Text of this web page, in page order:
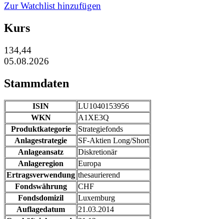
Zur Watchlist hinzufügen
Kurs
134,44
05.08.2026
Stammdaten
ISIN
LU1040153956
WKN
A1XE3Q
Produktkategorie
Strategiefonds
Anlagestrategie
SF-Aktien Long/Short
Anlageansatz
Diskretionär
Anlageregion
Europa
Ertragsverwendung thesaurierend
Fondswährung
CHF
Fondsdomizil
Luxemburg
Auflagedatum
21.03.2014